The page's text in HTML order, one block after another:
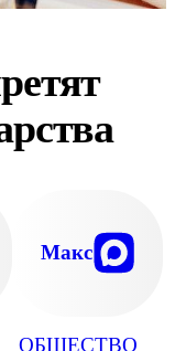
ОБЩЕСТВО
Макс